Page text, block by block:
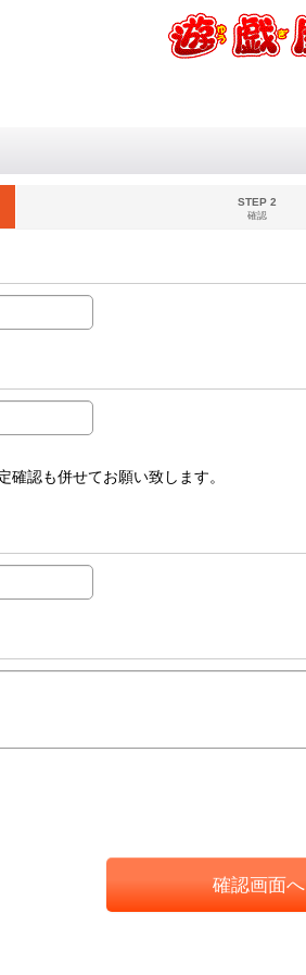
STEP 2
確認
認も併せてお願い致します。
確認画面へ